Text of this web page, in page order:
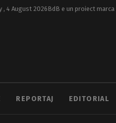
, 4 August 2026BdB e un proiect marca
REPORTAJ EDITORIAL